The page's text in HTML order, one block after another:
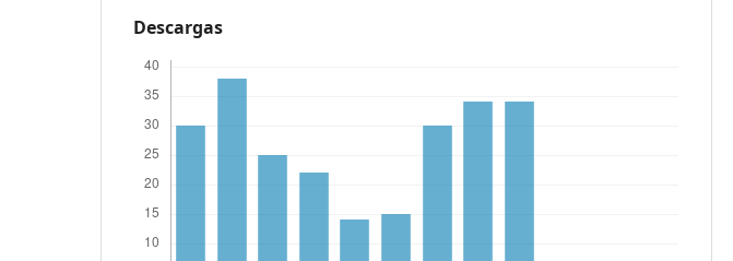
Descargas